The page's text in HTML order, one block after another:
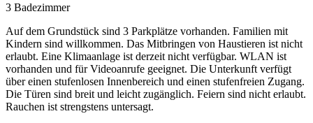
3 Badezimmer
Auf dem Grundstück sind 3 Parkplätze vorhanden. Familien mit
Kindern sind willkommen. Das Mitbringen von Haustieren ist nicht
erlaubt. Eine Klimaanlage ist derzeit nicht verfügbar. WLAN ist
vorhanden und für Videoanrufe geeignet. Die Unterkunft verfügt
über einen stufenlosen Innenbereich und einen stufenfreien Zugang.
Die Türen sind breit und leicht zugänglich. Feiern sind nicht erlaubt.
Rauchen ist strengstens untersagt.